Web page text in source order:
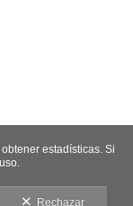
estadísticas. Si
Rechazar